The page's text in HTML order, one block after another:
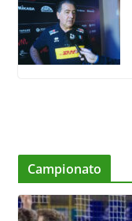
Campionato